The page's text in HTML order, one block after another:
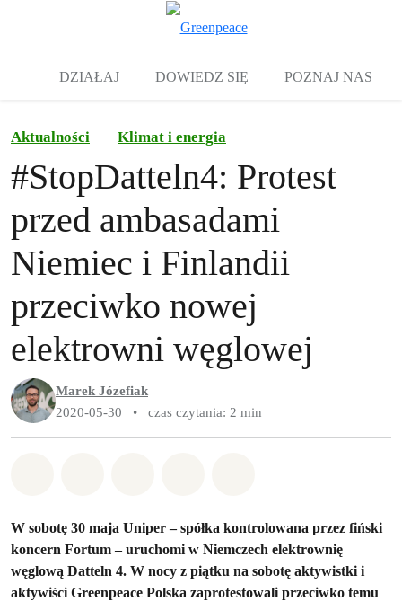
DZIAŁAJ DOWIEDZ SIĘ POZNAJ NAS
Aktualności Klimat i energia
#StopDatteln4: Protest
przed ambasadami
Niemiec i Finlandii
przeciwko nowej
elektrowni węglowej
Marek Józefiak
2020-05-30
• czas czytania: 2 min
W sobotę 30 maja Uniper – spółka kontrolowana przez fiński
koncern Fortum – uruchomi w Niemczech elektrownię
węglową Datteln 4. W nocy z piątku na sobotę aktywistki i
aktywiści Greenpeace Polska zaprotestowali przeciwko temu